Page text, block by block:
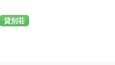
貸別荘